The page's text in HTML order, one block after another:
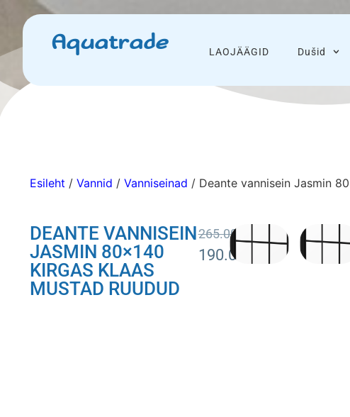
Aquatrade LAOJÄÄGID Dušid
Esileht / Vannid / Vanniseinad / Deante vannisein Jasmin
DEANTE VANNISEIN
JASMIN 80×140
KIRGAS KLAAS
MUSTAD RUUDUD
265.00
190.00